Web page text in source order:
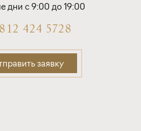
дни с 9:00 до 19:00
424 5728
заявку